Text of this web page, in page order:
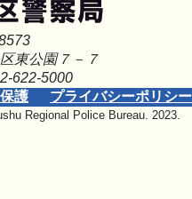
東公園７－７
622-5000
護 プライバシーポリシー
Regional Police Bureau. 2023.